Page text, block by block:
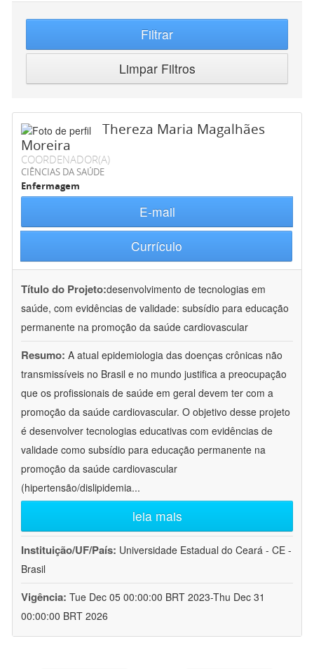
Filtrar
Limpar Filtros
Thereza Maria Magalhães
Moreira
COORDENADOR(A)
CIÊNCIAS DA SAÚDE
Enfermagem
E-mail
Currículo
Título do Projeto:desenvolvimento de tecnologias em
saúde, com evidências de validade: subsídio para educação
permanente na promoção da saúde cardiovascular
Resumo: A atual epidemiologia das doenças crônicas não
transmissíveis no Brasil e no mundo justifica a preocupação
que os profissionais de saúde em geral devem ter com a
promoção da saúde cardiovascular. O objetivo desse projeto
é desenvolver tecnologias educativas com evidências de
validade como subsídio para educação permanente na
promoção da saúde cardiovascular
(hipertensão/dislipidemia...
leia mais
Instituição/UF/País: Universidade Estadual do Ceará - CE -
Brasil
Vigência: Tue Dec 05 00:00:00 BRT 2023-Thu Dec 31
00:00:00 BRT 2026